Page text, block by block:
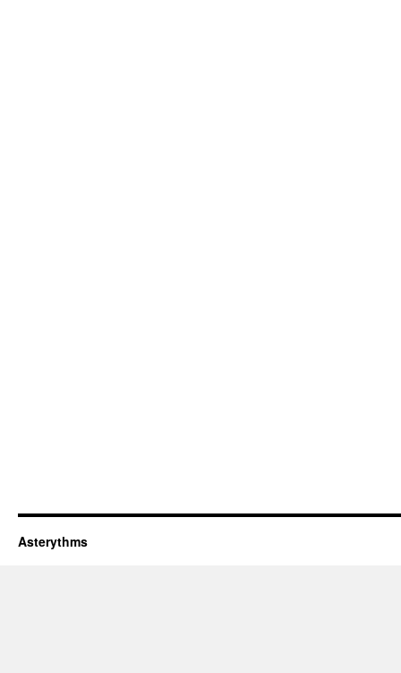
Asterythms